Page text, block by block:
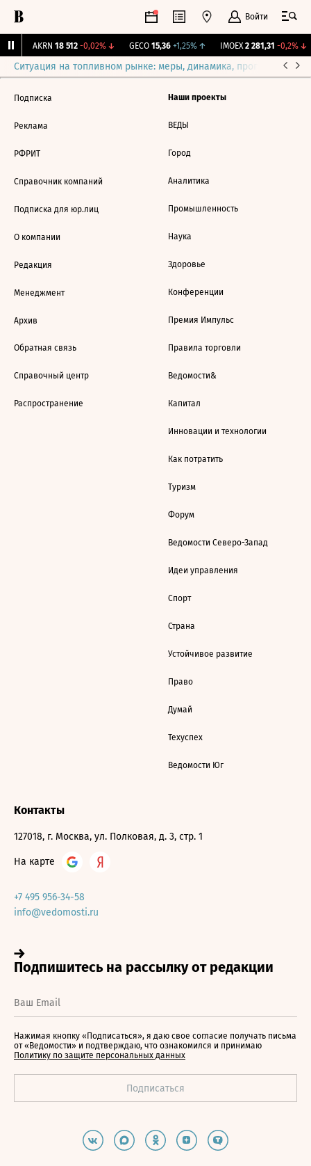
Войти
AKRN 18 512 -0,02%↓ GECO 15,36 +1,25%↑ IMOEX 2 281,31 -0,2%↓
Ситуация на топливном рынке: меры, динамика, прогнозы
Подписка
Реклама
РФРИТ
Справочник компаний
Подписка для юр.лиц
О компании
Редакция
Менеджмент
Архив
Обратная связь
Справочный центр
Распространение
Наши проекты
ВЕДЫ
Город
Аналитика
Промышленность
Наука
Здоровье
Конференции
Премия Импульс
Правила торговли
Ведомости&
Капитал
Инновации и технологии
Как потратить
Туризм
Форум
Ведомости Северо-Запад
Идеи управления
Спорт
Страна
Устойчивое развитие
Право
Думай
Техуспех
Ведомости Юг
Контакты
127018, г. Москва, ул. Полковая, д. 3, стр. 1
На карте
+7 495 956-34-58
info@vedomosti.ru
Нажимая кнопку «Подписаться», я даю свое согласие получать письма
от «Ведомости» и подтверждаю, что ознакомился и принимаю
Политику по защите персональных данных